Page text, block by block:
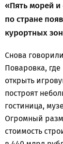
«Пять морей и
по стране
курортных
Снова
Поваровка,
открыть
построят
гостиница,
Огромный
стоимость